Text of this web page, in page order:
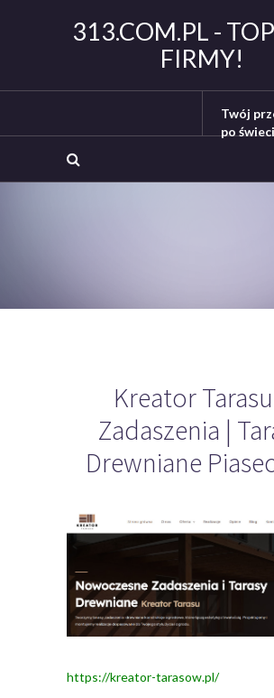
313.COM.PL -
FIRMY!
Twój
po
Kreator
Zadaszenia |
Drewniane
https://kreator-tarasow.pl/